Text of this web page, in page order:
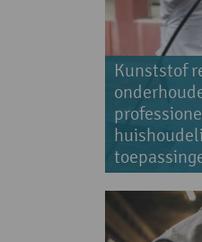
Kunststof